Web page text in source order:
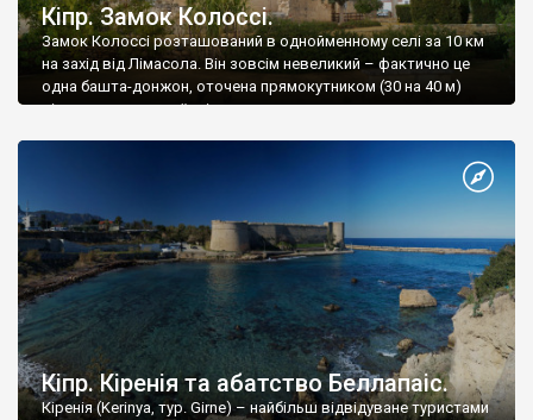
Кіпр. Замок Колоссі.
Замок Колоссі розташований в однойменному селі за 10 км
на захід від Лімасола. Він зовсім невеликий – фактично це
одна башта-донжон, оточена прямокутником (30 на 40 м)
відносно невисокої стіни.
Кіпр. Кіренія та абатство Беллапаіс.
Кіренія (Kerinya, тур. Girne) – найбільш відвідуване туристами